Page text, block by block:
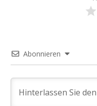
Abonnieren